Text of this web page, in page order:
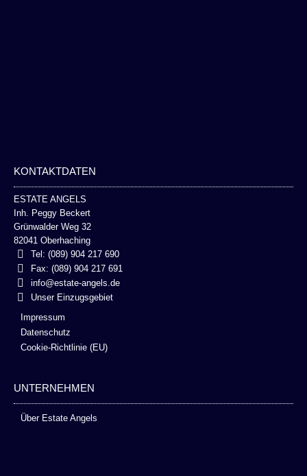
KONTAKTDATEN
ESTATE ANGELS
Inh. Peggy Beckert
Grünwalder Weg 32
82041 Oberhaching
Tel: (089) 904 217 690
Fax: (089) 904 217 691
info@estate-angels.de
Unser Einzugsgebiet
Impressum
Datenschutz
Cookie-Richtlinie (EU)
UNTERNEHMEN
Über Estate Angels